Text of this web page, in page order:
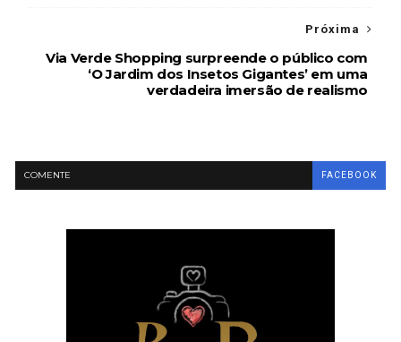
Próxima
Via Verde Shopping surpreende o público com
‘O Jardim dos Insetos Gigantes’ em uma
verdadeira imersão de realismo
COMENTE FACEBOOK